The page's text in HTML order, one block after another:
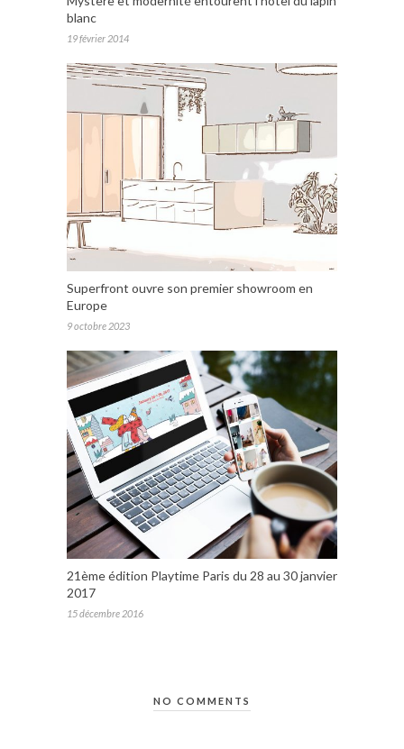
blanc
19 février 2014
Superfront ouvre son premier showroom en
Europe
9 octobre 2023
21ème édition Playtime Paris du 28 au 30 janvier
2017
15 décembre 2016
NO COMMENTS